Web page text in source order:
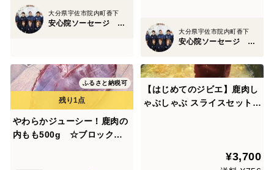
大分県宇佐市院内町香下
安心院ソーセージ 宇佐ジビエファクトリー
大分県宇佐市院内町香下
安心院ソーセージ 宇佐ジビエファクトリー
ふるさと納税可
やわらかジューシー！鹿肉の
内もも500g ☆ブロック【6
【はじめてのジビエ】鹿肉し
ゃぶしゃぶ スライスセット
¥3,700